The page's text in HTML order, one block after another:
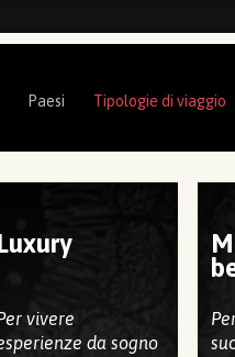
Paesi Tipologie di viaggio
vivere
da sogno